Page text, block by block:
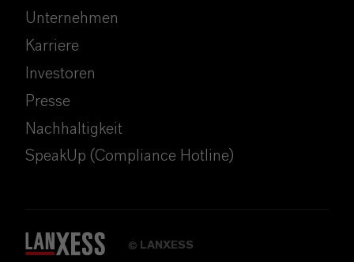
Unternehmen
Karriere
Investoren
Presse
Nachhaltigkeit
SpeakUp (Compliance Hotline)
© LANXESS